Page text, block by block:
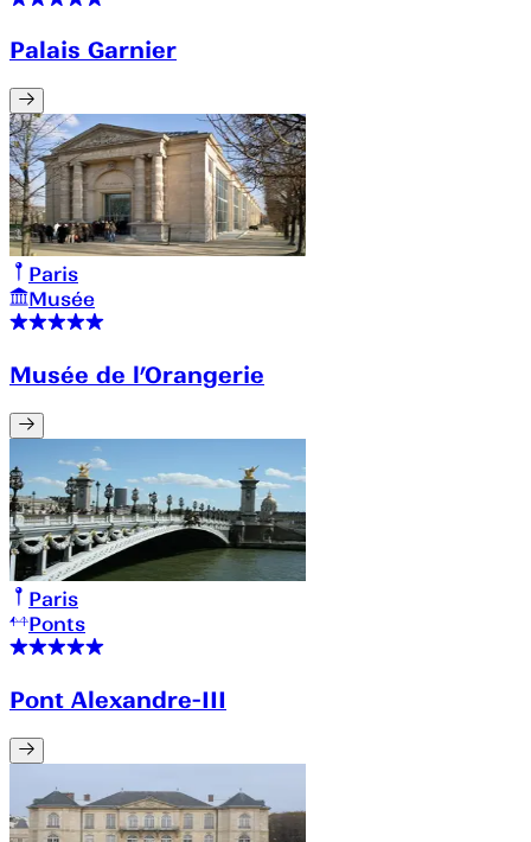
Palais Garnier
Paris
Musée
Musée de l’Orangerie
Paris
Ponts
Pont Alexandre-III